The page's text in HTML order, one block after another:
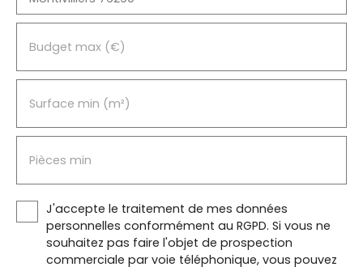
Budget max (€)
Surface min (m²)
Pièces min
J'accepte le traitement de mes données
personnelles conformément au RGPD. Si vous ne
souhaitez pas faire l'objet de prospection
commerciale par voie téléphonique, vous pouvez